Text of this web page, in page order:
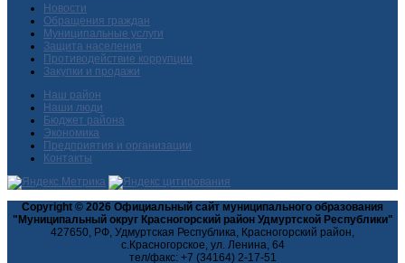
Новости
Обращения граждан
Муниципальные услуги
Защита населения
Противодействие коррупции
Закупки и продажи
Наш район
Наши люди
Бюджет района
Экономика
Предприятия и организации
Контакты
Copyright © 2026 Официальный сайт муниципального образования
"Муниципальный округ Красногорский район Удмуртской Республики"
427650, РФ, Удмуртская Республика, Красногорский район,
с.Красногорское, ул. Ленина, 64
тел/факс: +7 (34164) 2-17-51